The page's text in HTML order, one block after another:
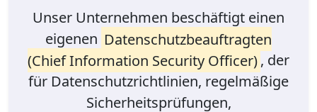
Unser Unternehmen beschäftigt einen
eigenen Datenschutzbeauftragten
(Chief Information Security Officer), der
für Datenschutzrichtlinien, regelmäßige
Sicherheitsprüfungen,